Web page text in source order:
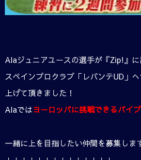
Alaジュニアユースの選手が『Zip!』に
スペインプロクラブ「レバンテUD」
上げて頂きました！
Alaではヨーロッパに挑戦できるパイ
一緒に上を目指したい仲間を募集しま